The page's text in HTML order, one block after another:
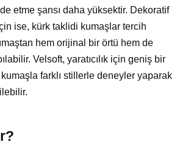
etme şansı daha yüksektir. Dekoratif
ise, kürk taklidi kumaşlar tercih
hem orijinal bir örtü hem de
Velsoft, yaratıcılık için geniş bir
farklı stillerle deneyler yaparak